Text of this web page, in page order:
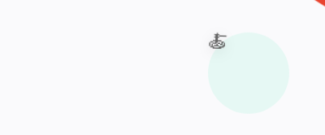
🍝